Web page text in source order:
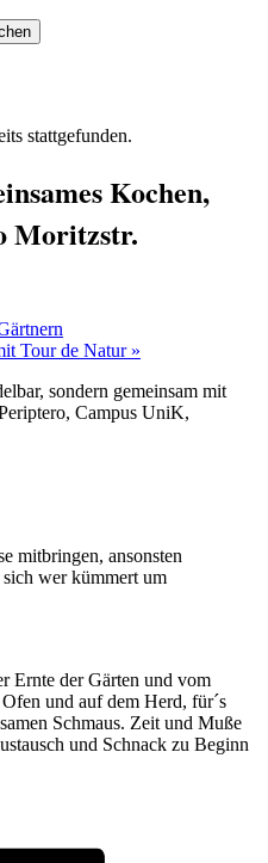
stattgefunden.
Kochen,
Moritzstr.
Tour de Natur »
sondern gemeinsam mit
Campus UniK,
mitbringen, ansonsten
wer kümmert um
Ernte der Gärten und vom
und auf dem Herd, für´s
Schmaus. Zeit und Muße
und Schnack zu Beginn